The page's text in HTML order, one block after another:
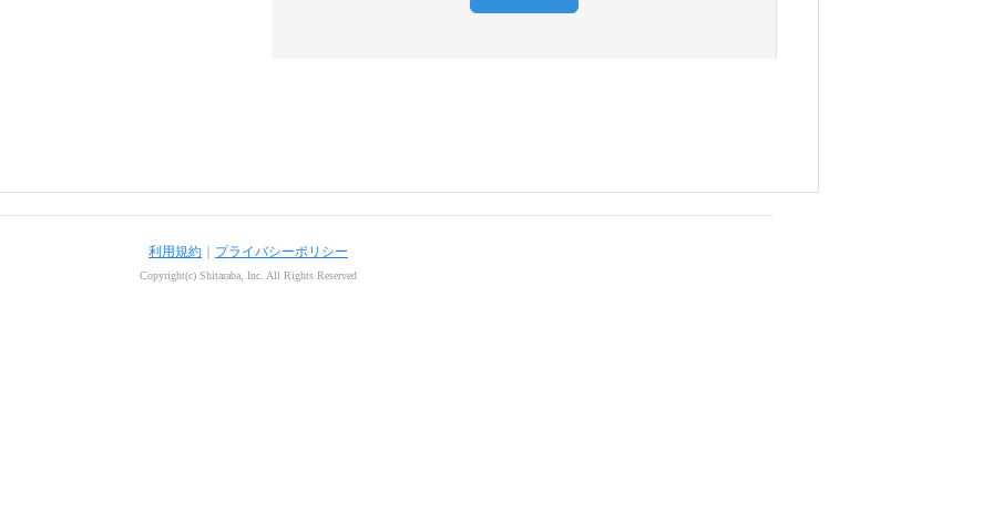
利用規約 プライバシーポリシー
Copyright(c) Shitaraba, Inc. All Rights Reserved